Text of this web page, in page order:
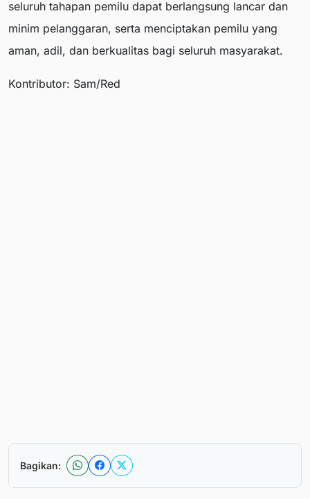
seluruh tahapan pemilu dapat berlangsung lancar dan
minim pelanggaran, serta menciptakan pemilu yang
aman, adil, dan berkualitas bagi seluruh masyarakat.
Kontributor: Sam/Red
Bagikan: